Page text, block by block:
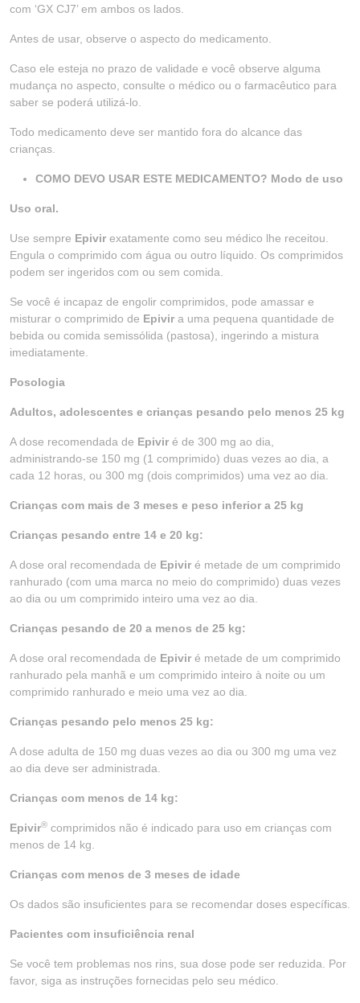
com ‘GX CJ7’ em ambos os lados.
Antes de usar, observe o aspecto do medicamento.
Caso ele esteja no prazo de validade e você observe alguma
mudança no aspecto, consulte o médico ou o farmacêutico para
saber se poderá utilizá-lo.
Todo medicamento deve ser mantido fora do alcance das
crianças.
COMO DEVO USAR ESTE MEDICAMENTO? Modo de uso
Uso oral.
Use sempre Epivir exatamente como seu médico lhe receitou.
Engula o comprimido com água ou outro líquido. Os comprimidos
podem ser ingeridos com ou sem comida.
Se você é incapaz de engolir comprimidos, pode amassar e
misturar o comprimido de Epivir a uma pequena quantidade de
bebida ou comida semissólida (pastosa), ingerindo a mistura
imediatamente.
Posologia
Adultos, adolescentes e crianças pesando pelo menos 25 kg
A dose recomendada de Epivir é de 300 mg ao dia,
administrando-se 150 mg (1 comprimido) duas vezes ao dia, a
cada 12 horas, ou 300 mg (dois comprimidos) uma vez ao dia.
Crianças com mais de 3 meses e peso inferior a 25 kg
Crianças pesando entre 14 e 20 kg:
A dose oral recomendada de Epivir é metade de um comprimido
ranhurado (com uma marca no meio do comprimido) duas vezes
ao dia ou um comprimido inteiro uma vez ao dia.
Crianças pesando de 20 a menos de 25 kg:
A dose oral recomendada de Epivir é metade de um comprimido
ranhurado pela manhã e um comprimido inteiro à noite ou um
comprimido ranhurado e meio uma vez ao dia.
Crianças pesando pelo menos 25 kg:
A dose adulta de 150 mg duas vezes ao dia ou 300 mg uma vez
ao dia deve ser administrada.
Crianças com menos de 14 kg:
Epivir® comprimidos não é indicado para uso em crianças com
menos de 14 kg.
Crianças com menos de 3 meses de idade
Os dados são insuficientes para se recomendar doses específicas.
Pacientes com insuficiência renal
Se você tem problemas nos rins, sua dose pode ser reduzida. Por
favor, siga as instruções fornecidas pelo seu médico.